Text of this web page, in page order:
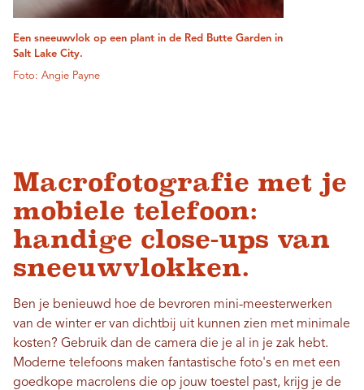
Een sneeuwvlok op een plant in de Red Butte Garden in
Salt Lake City.
Foto: Angie Payne
Macrofotografie met je
mobiele telefoon:
handige close-ups van
sneeuwvlokken.
Ben je benieuwd hoe de bevroren mini-meesterwerken
van de winter er van dichtbij uit kunnen zien met minimale
kosten? Gebruik dan de camera die je al in je zak hebt.
Moderne telefoons maken fantastische foto's en met een
goedkope macrolens die op jouw toestel past, krijg je de